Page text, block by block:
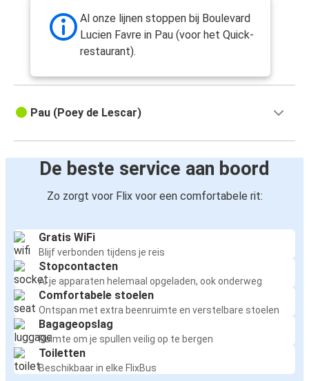
Al onze lijnen stoppen bij Boulevard
Lucien Favre in Pau (voor het Quick-
restaurant).
Pau (Poey de Lescar)
De beste service aan boord
Zo zorgt voor Flix voor een comfortabele rit:
Gratis WiFi
Blijf verbonden tijdens je reis
Stopcontacten
Al je apparaten helemaal opgeladen, ook onderweg
Comfortabele stoelen
Ontspan met extra beenruimte en verstelbare stoelen
Bagageopslag
Ruimte om je spullen veilig op te bergen
Toiletten
Beschikbaar in elke FlixBus